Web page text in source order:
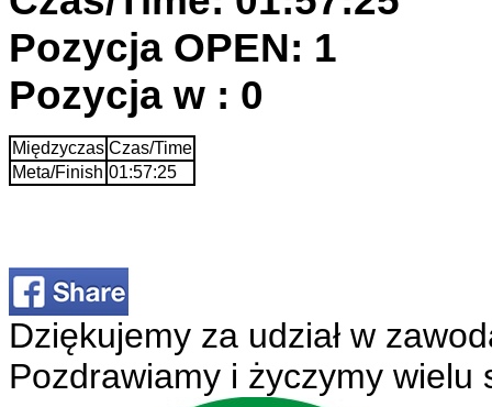
Pozycja OPEN: 1
Pozycja w : 0
Międzyczas Czas/Time
Meta/Finish 01:57:25
Dziękujemy za udział w
Pozdrawiamy i życzymy wielu